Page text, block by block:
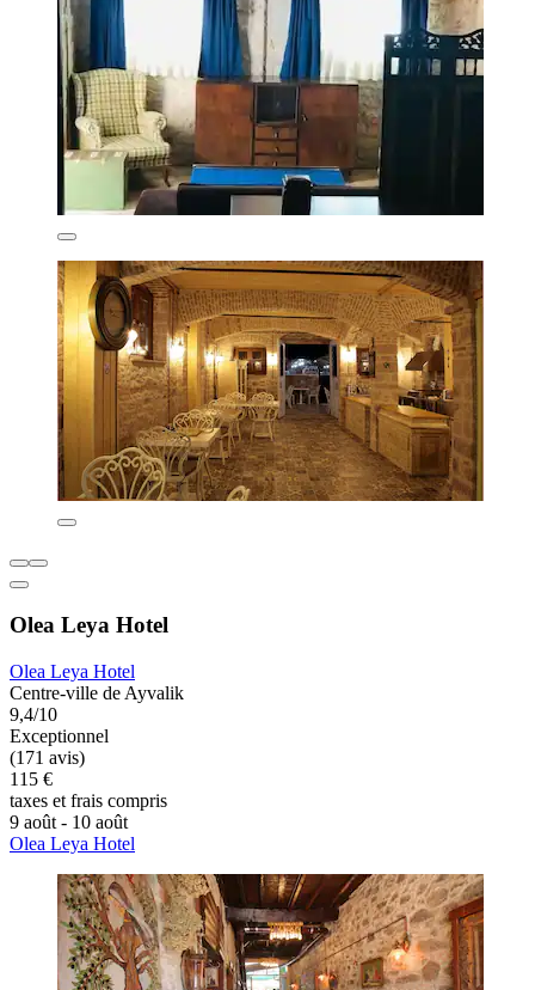
Olea Leya Hotel
Olea Leya Hotel
Centre-ville de Ayvalik
9,4/10
Exceptionnel
(171 avis)
115 €
taxes et frais compris
9 août - 10 août
Olea Leya Hotel